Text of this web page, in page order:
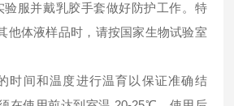
验服并戴乳胶手套做好防护工作。特
他体液样品时，请按国家生物试验室
时间和温度进行温育以保证准确结